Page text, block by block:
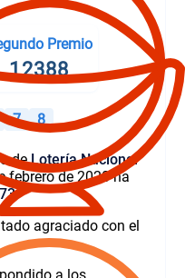
Premio
12388
7 8
deLotería Nacional
febrero de 2020 ha
.
agraciado con el